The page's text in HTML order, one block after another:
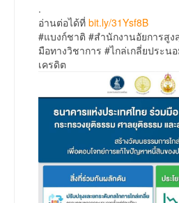
.
อ่านต่อได้ที่ bit.ly/31Ysf8B
#แบงก์ชาติ #สำนักงานอัยการสูง
มือทางวิชาการ #ไกล่เกลี่ยประ
เครดิต